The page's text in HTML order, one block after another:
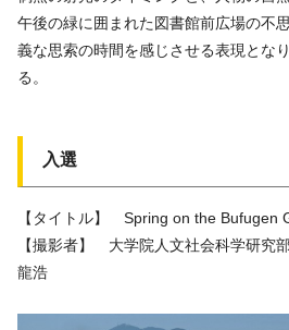
午後の緑に囲まれた図書館前広場の不
義な思索の時間を感じさせる表現とな
る。
入選
【タイトル】 Spring on the Bufugen
【撮影者】 大学院人文社会科学研
龍浩